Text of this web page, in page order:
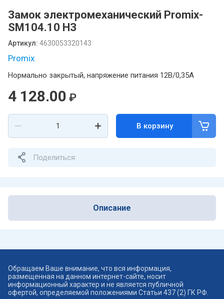
Замок электромеханический Promix-
SM104.10 НЗ
Артикул: 4630053320143
Promix
Нормально закрытый, напряжение питания 12В/0,35А
4 128.00 ₽
В корзину
Поделиться:
Описание
Обращаем Ваше внимание, что вся информация,
размещенная на данном интернет-сайте, носит
информационный характер и не является публичной
офертой, определяемой положениями Статьи 437 (2) ГК РФ.